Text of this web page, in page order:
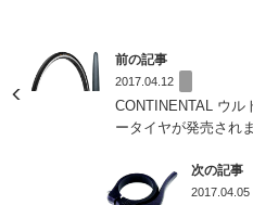
前の記事
2017.04.12
CONTINENTAL ウル
ータイヤが発売されま
次の記事
2017.04.05